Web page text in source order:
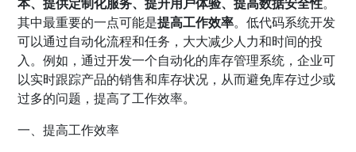
其中最重要的一点可能是提高工作效率。低代码系统开发
可以通过自动化流程和任务，大大减少人力和时间的投
入。例如，通过开发一个自动化的库存管理系统，企业可
以实时跟踪产品的销售和库存状况，从而避免库存过少或
过多的问题，提高了工作效率。
一、提高工作效率